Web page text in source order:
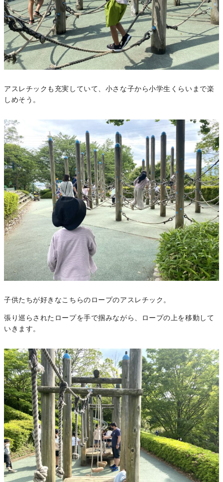
アスレチックも充実していて、小さな子から小学生くらいまで楽
しめそう。
子供たちが好きなこちらのロープのアスレチック。
張り巡らされたロープを手で掴みながら、ロープの上を移動して
いきます。